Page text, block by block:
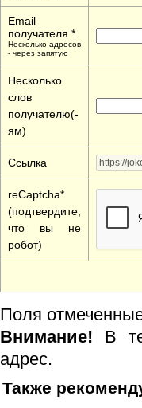
Email
получателя *
Несколько адресов
- через запятую
Несколько
слов
получателю(-
ям)
Ссылка
reCaptcha*
(подтвердите,
что вы не
робот)
Поля
Внимание! В
адрес.
Также